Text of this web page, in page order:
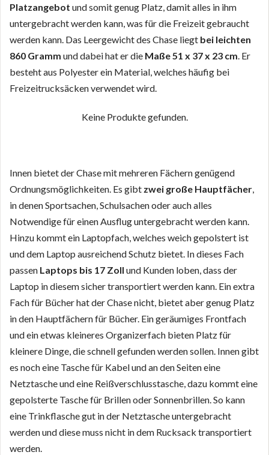
Platzangebot und somit genug Platz, damit alles in ihm
untergebracht werden kann, was für die Freizeit gebraucht
werden kann. Das Leergewicht des Chase liegt bei leichten
860 Gramm und dabei hat er die Maße 51 x 37 x 23 cm. Er
besteht aus Polyester ein Material, welches häufig bei
Freizeitrucksäcken verwendet wird.
Keine Produkte gefunden.
Innen bietet der Chase mit mehreren Fächern genügend
Ordnungsmöglichkeiten. Es gibt zwei große Hauptfächer,
in denen Sportsachen, Schulsachen oder auch alles
Notwendige für einen Ausflug untergebracht werden kann.
Hinzu kommt ein Laptopfach, welches weich gepolstert ist
und dem Laptop ausreichend Schutz bietet. In dieses Fach
passen Laptops bis 17 Zoll und Kunden loben, dass der
Laptop in diesem sicher transportiert werden kann. Ein extra
Fach für Bücher hat der Chase nicht, bietet aber genug Platz
in den Hauptfächern für Bücher. Ein geräumiges Frontfach
und ein etwas kleineres Organizerfach bieten Platz für
kleinere Dinge, die schnell gefunden werden sollen. Innen gibt
es noch eine Tasche für Kabel und an den Seiten eine
Netztasche und eine Reißverschlusstasche, dazu kommt eine
gepolsterte Tasche für Brillen oder Sonnenbrillen. So kann
eine Trinkflasche gut in der Netztasche untergebracht
werden und diese muss nicht in dem Rucksack transportiert
werden.